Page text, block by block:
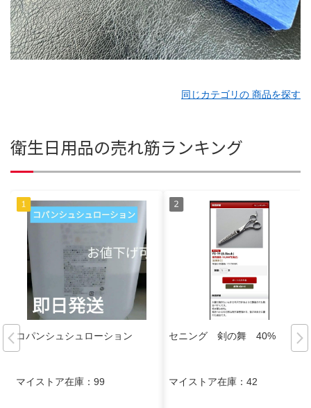
同じカテゴリの 商品を探す
衛生日用品の売れ筋ランキング
コパンシュシュローション
マイストア在庫： 99
セニング 剣の舞 40%
マイストア在庫： 42